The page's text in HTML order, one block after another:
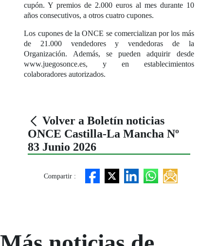
cupón. Y premios de 2.000 euros al mes durante 10
años consecutivos, a otros cuatro cupones.
Los cupones de la ONCE se comercializan por los más
de 21.000 vendedores y vendedoras de la
Organización. Además, se pueden adquirir desde
www.juegosonce.es, y en establecimientos
colaboradores autorizados.
Volver a Boletín noticias
ONCE Castilla-La Mancha Nº
83 Junio 2026
Compartir :